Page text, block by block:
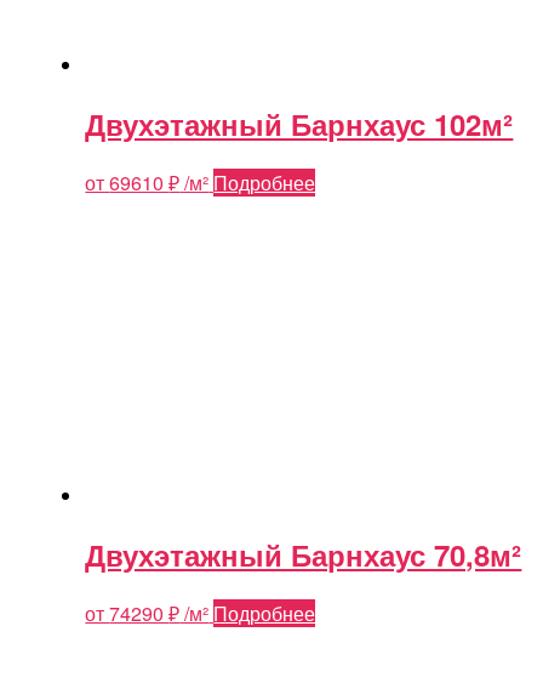
Двухэтажный Барнхаус 102м²
от69610₽/м² Подробнее
Двухэтажный Барнхаус 70,8м²
от74290₽/м² Подробнее